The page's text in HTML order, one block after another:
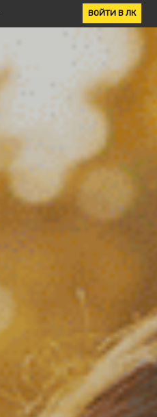
ВОЙТИ В ЛК